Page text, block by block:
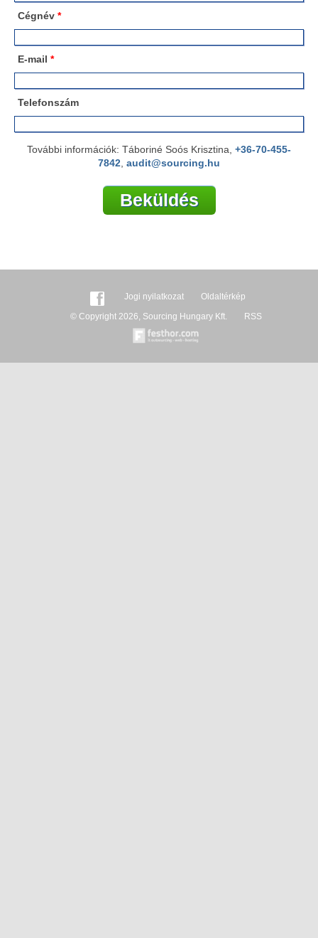
Cégnév *
E-mail *
Telefonszám
További információk: Táboriné Soós Krisztina, +36-70-455-
7842, audit@sourcing.hu
Jogi nyilatkozat
Oldaltérkép
© Copyright 2026, Sourcing Hungary Kft.
RSS